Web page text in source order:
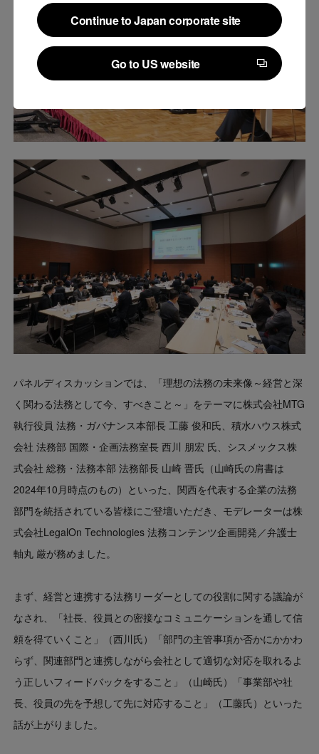
Continue to Japan corporate site
Continue to Japan corporate site
Go to US website
Go to US website
パネルディスカッションでは、「理想の法務の未来像～経営と深
く関わる法務として今、すべきこと～」をテーマに株式会社MTG
執行役員 法務・ガバナンス本部長 工藤 俊和氏、積水ハウス株式
会社 法務部 国際・企画法務室長 西川 朋宏 氏、シスメックス株
式会社 総務・法務本部 法務部長 山崎 晋氏（山崎氏の肩書は
2024年10月時点のもの）といった、関西を代表する企業の法務
部門を統括されている皆様にご登壇いただき、モデレーターは株
式会社LegalOn Technologies 法務コンテンツ企画開発／弁護士
軸丸 厳が務めました。
まず、経営と連携する法務リーダーとしての役割に関する議論が
なされ、「社長、役員との密接なコミュニケーションを通して信
頼を得ていくこと」（西川氏）「部門の主管事項か否かにかかわ
らず、関連部門と連携しながら会社として適切な対応を取れるよ
う正しいフィードバックをすること」（山崎氏）「事業部や社
長、役員の先を予想して先に対応すること」（工藤氏）といった
話が上がりました。